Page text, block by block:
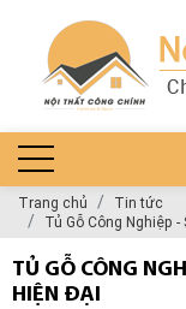
Trang chủ
Tin tức
Tủ Gỗ Công Nghiệp
TỦ GỖ CÔNG
HIỆN ĐẠI